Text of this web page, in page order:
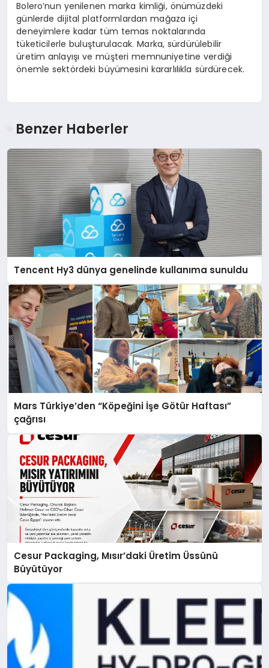
Bolero’nun yenilenen marka kimliği, önümüzdeki
günlerde dijital platformlardan mağaza içi
deneyimlere kadar tüm temas noktalarında
tüketicilerle buluşturulacak. Marka, sürdürülebilir
üretim anlayışı ve müşteri memnuniyetine verdiği
önemle sektördeki büyümesini kararlılıkla sürdürecek.
Benzer Haberler
Tencent Hy3 dünya genelinde kullanıma sunuldu
Mars Türkiye’den “Köpeğini İşe Götür Haftası”
çağrısı
Cesur Packaging, Mısır’daki Üretim Üssünü
Büyütüyor